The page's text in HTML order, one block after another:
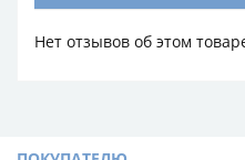
Нет отзывов об этом